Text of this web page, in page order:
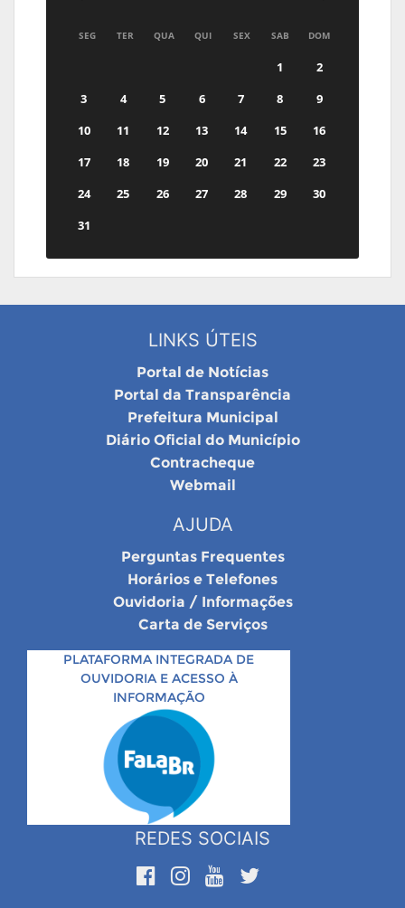
SEG TER QUA QUI SEX SAB DOM
1
2
3
4 5 6 7 8
9
10
11 12 13 14 15
16
17
18 19 20 21 22
23
24
25 26 27 28 29
30
31
LINKS ÚTEIS
Portal de Notícias
Portal da Transparência
Prefeitura Municipal
Diário Oficial do Município
Contracheque
Webmail
AJUDA
Perguntas Frequentes
Horários e Telefones
Ouvidoria / Informações
Carta de Serviços
PLATAFORMA INTEGRADA DE
OUVIDORIA E ACESSO À
INFORMAÇÃO
REDES SOCIAIS